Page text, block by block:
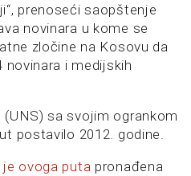
prenoseći saopštenje
novinara u kome se
zločine na Kosovu da
i medijskih
(UNS) sa svojim ogrankom
postavilo 2012. godine.
je ovoga puta pronađena